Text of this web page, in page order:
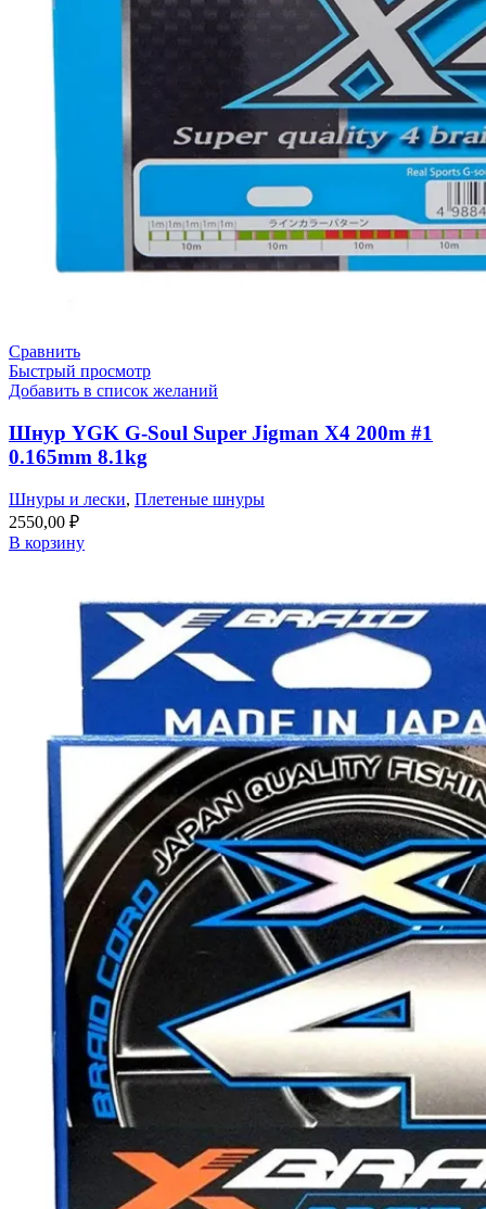
Сравнить
Быстрый просмотр
Добавить в список желаний
Шнур YGK G-Soul Super Jigman X4 200m #1
0.165mm 8.1kg
Шнуры и лески, Плетеные шнуры
2550,00 ₽
В корзину